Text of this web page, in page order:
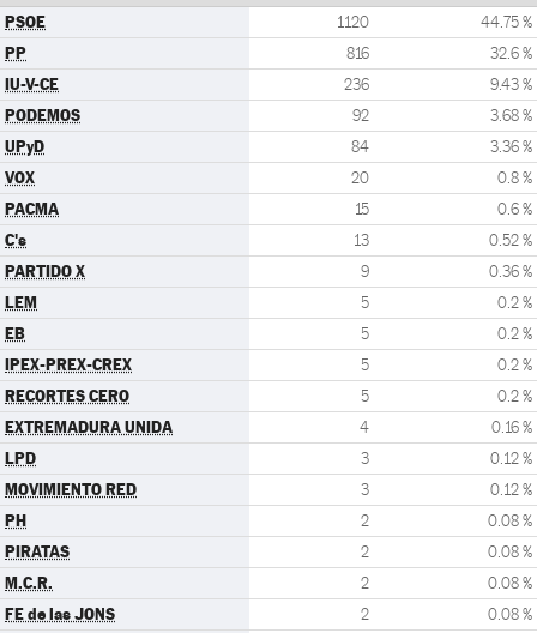
PSOE 1120 44.75 %
PP 816 32.6 %
IU-V-CE 236 9.43 %
PODEMOS 92 3.68 %
UPyD 84 3.36 %
VOX 20 0.8 %
PACMA 15 0.6 %
C's 13 0.52 %
PARTIDO X 9 0.36 %
LEM 5 0.2 %
EB 5 0.2 %
IPEX-PREX-CREX 5 0.2 %
RECORTES CERO 5 0.2 %
EXTREMADURA UNIDA 4 0.16 %
LPD 3 0.12 %
MOVIMIENTO RED 3 0.12 %
PH 2 0.08 %
PIRATAS 2 0.08 %
M.C.R. 2 0.08 %
FE de las JONS 2 0.08 %